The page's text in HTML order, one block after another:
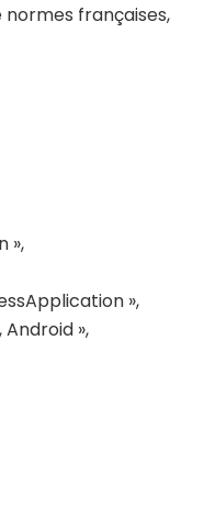
françaises,
»,
»,
Android »,